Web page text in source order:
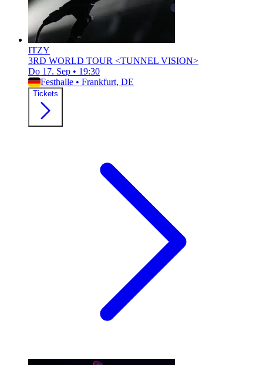
ITZY
3RD WORLD TOUR <TUNNEL VISION>
Do 17. Sep • 19:30
Festhalle • Frankfurt, DE
Tickets